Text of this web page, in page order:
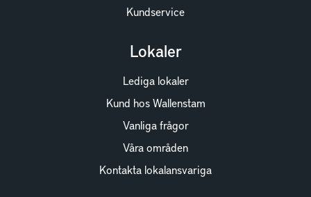
Kundservice
Lokaler
Lediga lokaler
Kund hos Wallenstam
Vanliga frågor
Våra områden
Kontakta lokalansvariga